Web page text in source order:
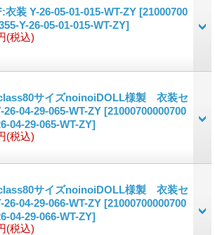
衣装 Y-26-05-01-015-WT-ZY [21000700
Y-26-05-01-015-WT-ZY]
(税込)
サイズnoinoiDOLL様製 衣装セ
26-04-29-065-WT-ZY [21000700000700
04-29-065-WT-ZY]
(税込)
サイズnoinoiDOLL様製 衣装セ
26-04-29-066-WT-ZY [21000700000700
04-29-066-WT-ZY]
(税込)